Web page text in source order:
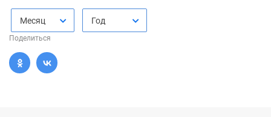
Месяц Год
Поделиться